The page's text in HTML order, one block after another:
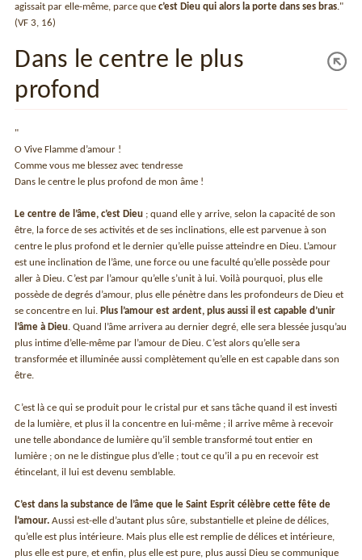
agissait par elle-même, parce quec’est Dieu qui alors la porte dans ses bras."
(VF 3, 16)
Dans le centre le plus
profond
"
O Vive Flamme d’amour !
Comme vous me blessez avec tendresse
Dans le centre le plus profond de mon âme !
Le centre de l’âme, c’est Dieu ; quand elle y arrive, selon la capacité de son
être, la force de ses activités et de ses inclinations, elle est parvenue à son
centre le plus profond et le dernier qu’elle puisse atteindre en Dieu. L’amour
est une inclination de l’âme, une force ou une faculté qu’elle possède pour
aller à Dieu. C’est par l’amour qu’elle s’unit à lui. Voilà pourquoi, plus elle
possède de degrés d’amour, plus elle pénètre dans les profondeurs de Dieu et
se concentre en lui. Plus l’amour est ardent, plus aussi il est capable d’unir
l’âme à Dieu. Quand l’âme arrivera au dernier degré, elle sera blessée jusqu’au
plus intime d’elle-même par l’amour de Dieu. C’est alors qu’elle sera
transformée et illuminée aussi complètement qu’elle en est capable dans son
être.
C’est là ce qui se produit pour le cristal pur et sans tâche quand il est investi
de la lumière, et plus il la concentre en lui-même ; il arrive même à recevoir
une telle abondance de lumière qu’il semble transformé tout entier en
lumière ; on ne le distingue plus d’elle ; tout ce qu’il a pu en recevoir est
étincelant, il lui est devenu semblable.
C’est dans la substance de l’âme que le Saint Esprit célèbre cette fête de
l’amour. Aussi est-elle d’autant plus sûre, substantielle et pleine de délices,
qu’elle est plus intérieure. Mais plus elle est remplie de délices et intérieure,
plus elle est pure, et enfin, plus elle est pure, plus aussi Dieu se communique